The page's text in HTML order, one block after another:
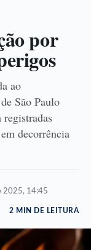
por
ao
São Paulo
decorrência
2025, 14:45
2 MIN DE LEITURA